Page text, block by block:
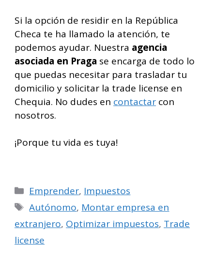
Si la opción de residir en la República
Checa te ha llamado la atención, te
podemos ayudar. Nuestra agencia
asociada en Praga se encarga de todo lo
que puedas necesitar para trasladar tu
domicilio y solicitar la trade license en
Chequia. No dudes en contactar con
nosotros.
¡Porque tu vida es tuya!
Categorías
Emprender, Impuestos
Etiquetas
Autónomo, Montar empresa en
extranjero, Optimizar impuestos, Trade
license